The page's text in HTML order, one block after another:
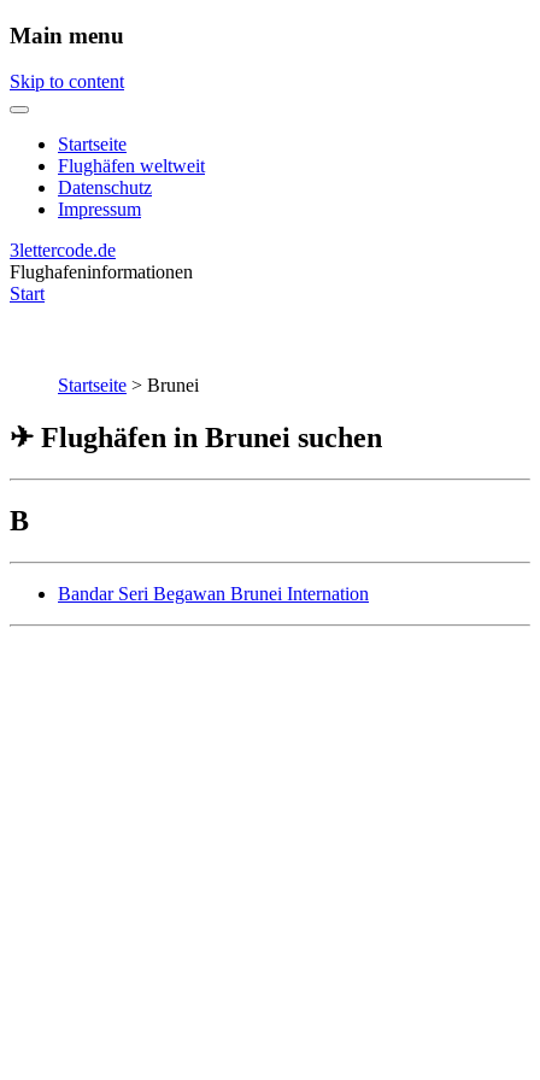
Main menu
Skip to content
Startseite
Flughäfen weltweit
Datenschutz
Impressum
3lettercode.de
Flughafeninformationen
Start
Startseite > Brunei
✈ Flughäfen in Brunei suchen
B
Bandar Seri Begawan Brunei Internation